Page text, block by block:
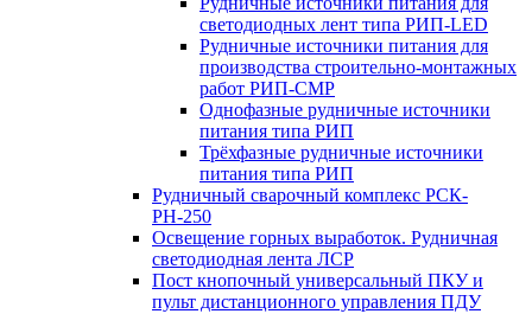
светодиодных лент типа РИП-LED
Рудничные источники питания для
производства строительно-монтажных
работ РИП-СМР
Однофазные рудничные источники
питания типа РИП
Трёхфазные рудничные источники
питания типа РИП
Рудничный сварочный комплекс РСК-
РН-250
Освещение горных выработок. Рудничная
светодиодная лента ЛСР
Пост кнопочный универсальный ПКУ и
пульт дистанционного управления ПДУ